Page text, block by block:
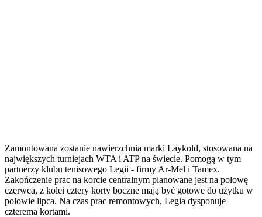
Zamontowana zostanie nawierzchnia marki Laykold, stosowana na
największych turniejach WTA i ATP na świecie. Pomogą w tym
partnerzy klubu tenisowego Legii - firmy Ar-Mel i Tamex.
Zakończenie prac na korcie centralnym planowane jest na połowę
czerwca, z kolei cztery korty boczne mają być gotowe do użytku w
połowie lipca. Na czas prac remontowych, Legia dysponuje
czterema kortami.